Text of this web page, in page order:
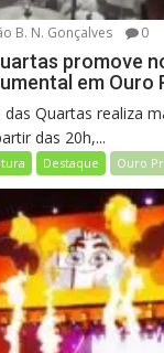
B. N. Gonçalves 0
promove
em Ouro
Quartas realiza
das 20h,...
Destaque Ouro